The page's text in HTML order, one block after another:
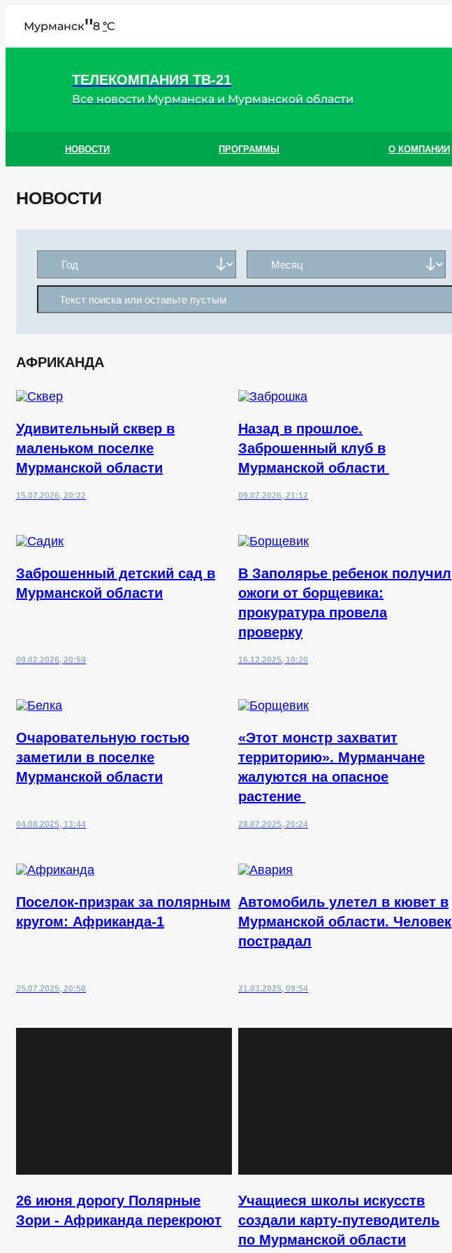
Мурманск"8 °C
ТЕЛЕКОМПАНИЯ ТВ-21
Все новости Мурманска и Мурманской области
НОВОСТИ ПРОГРАММЫ О КОМПАНИИ
НОВОСТИ
АФРИКАНДА
Удивительный сквер в
маленьком поселке
Мурманской области
15.07.2026, 20:22
Назад в прошлое.
Заброшенный клуб в
Мурманской области
09.07.2026, 21:12
Заброшенный детский сад в
Мурманской области
09.02.2026, 20:59
В Заполярье ребенок получил
ожоги от борщевика:
прокуратура провела
проверку
16.12.2025, 10:20
Очаровательную гостью
заметили в поселке
Мурманской области
04.08.2025, 13:44
«Этот монстр захватит
территорию». Мурманчане
жалуются на опасное
растение
28.07.2025, 20:24
Поселок-призрак за полярным
кругом: Африканда-1
25.07.2025, 20:58
Автомобиль улетел в кювет в
Мурманской области. Человек
пострадал
21.03.2025, 09:54
26 июня дорогу Полярные
Зори - Африканда перекроют
Учащиеся школы искусств
создали карту-путеводитель
по Мурманской области